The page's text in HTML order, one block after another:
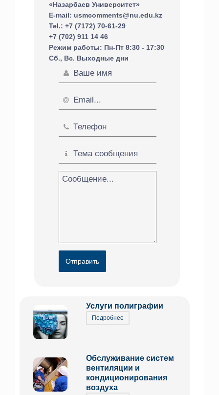
«Назарбаев Университет»
E-mail: usmcomments@nu.edu.kz
Tel.: +7 (7172) 70-61-29
+7 (702) 911 14 46
Режим работы: Пн-Пт 8:30 - 17:30
Сб., Вс. Выходные дни
Отправить
Услуги полиграфии
Подробнее
Обслуживание систем
вентиляции и
кондиционирования
воздуха